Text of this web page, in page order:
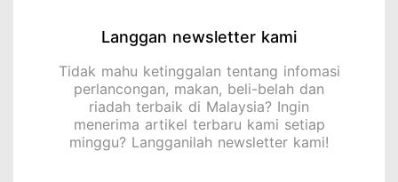
Langgan newsletter kami
Tidak mahu ketinggalan tentang infomasi
perlancongan, makan, beli-belah dan
riadah terbaik di Malaysia? Ingin
menerima artikel terbaru kami setiap
minggu? Langganilah newsletter kami!